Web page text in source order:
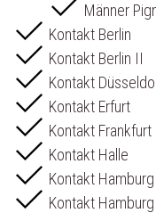
Männer
Kontakt Berlin
Kontakt Berlin II
Kontakt
Kontakt Erfurt
Kontakt Frankfurt
Kontakt Halle
Kontakt Hamburg
Kontakt